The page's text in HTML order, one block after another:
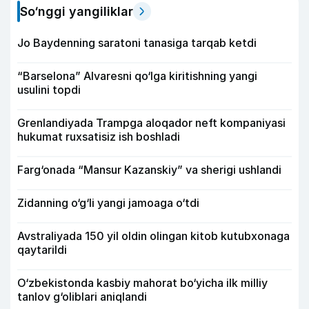
So‘nggi yangiliklar
Jo Baydenning saratoni tanasiga tarqab ketdi
“Barselona” Alvaresni qo‘lga kiritishning yangi
usulini topdi
Grenlandiyada Trampga aloqador neft kompaniyasi
hukumat ruxsatisiz ish boshladi
Farg‘onada “Mansur Kazanskiy” va sherigi ushlandi
Zidanning o‘g‘li yangi jamoaga o‘tdi
Avstraliyada 150 yil oldin olingan kitob kutubxonaga
qaytarildi
O‘zbekistonda kasbiy mahorat bo‘yicha ilk milliy
tanlov g‘oliblari aniqlandi